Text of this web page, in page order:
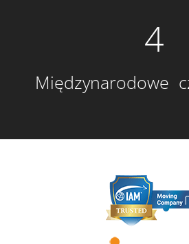
4
Międzynarodowe